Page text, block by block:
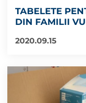
TABELETE
DIN FAMILII
2020.09.15